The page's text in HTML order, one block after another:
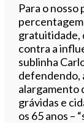
Para o nosso
gratuitidade,
contra a
sublinha
defendendo,
alargamento
grávidas e
os 65 anos –